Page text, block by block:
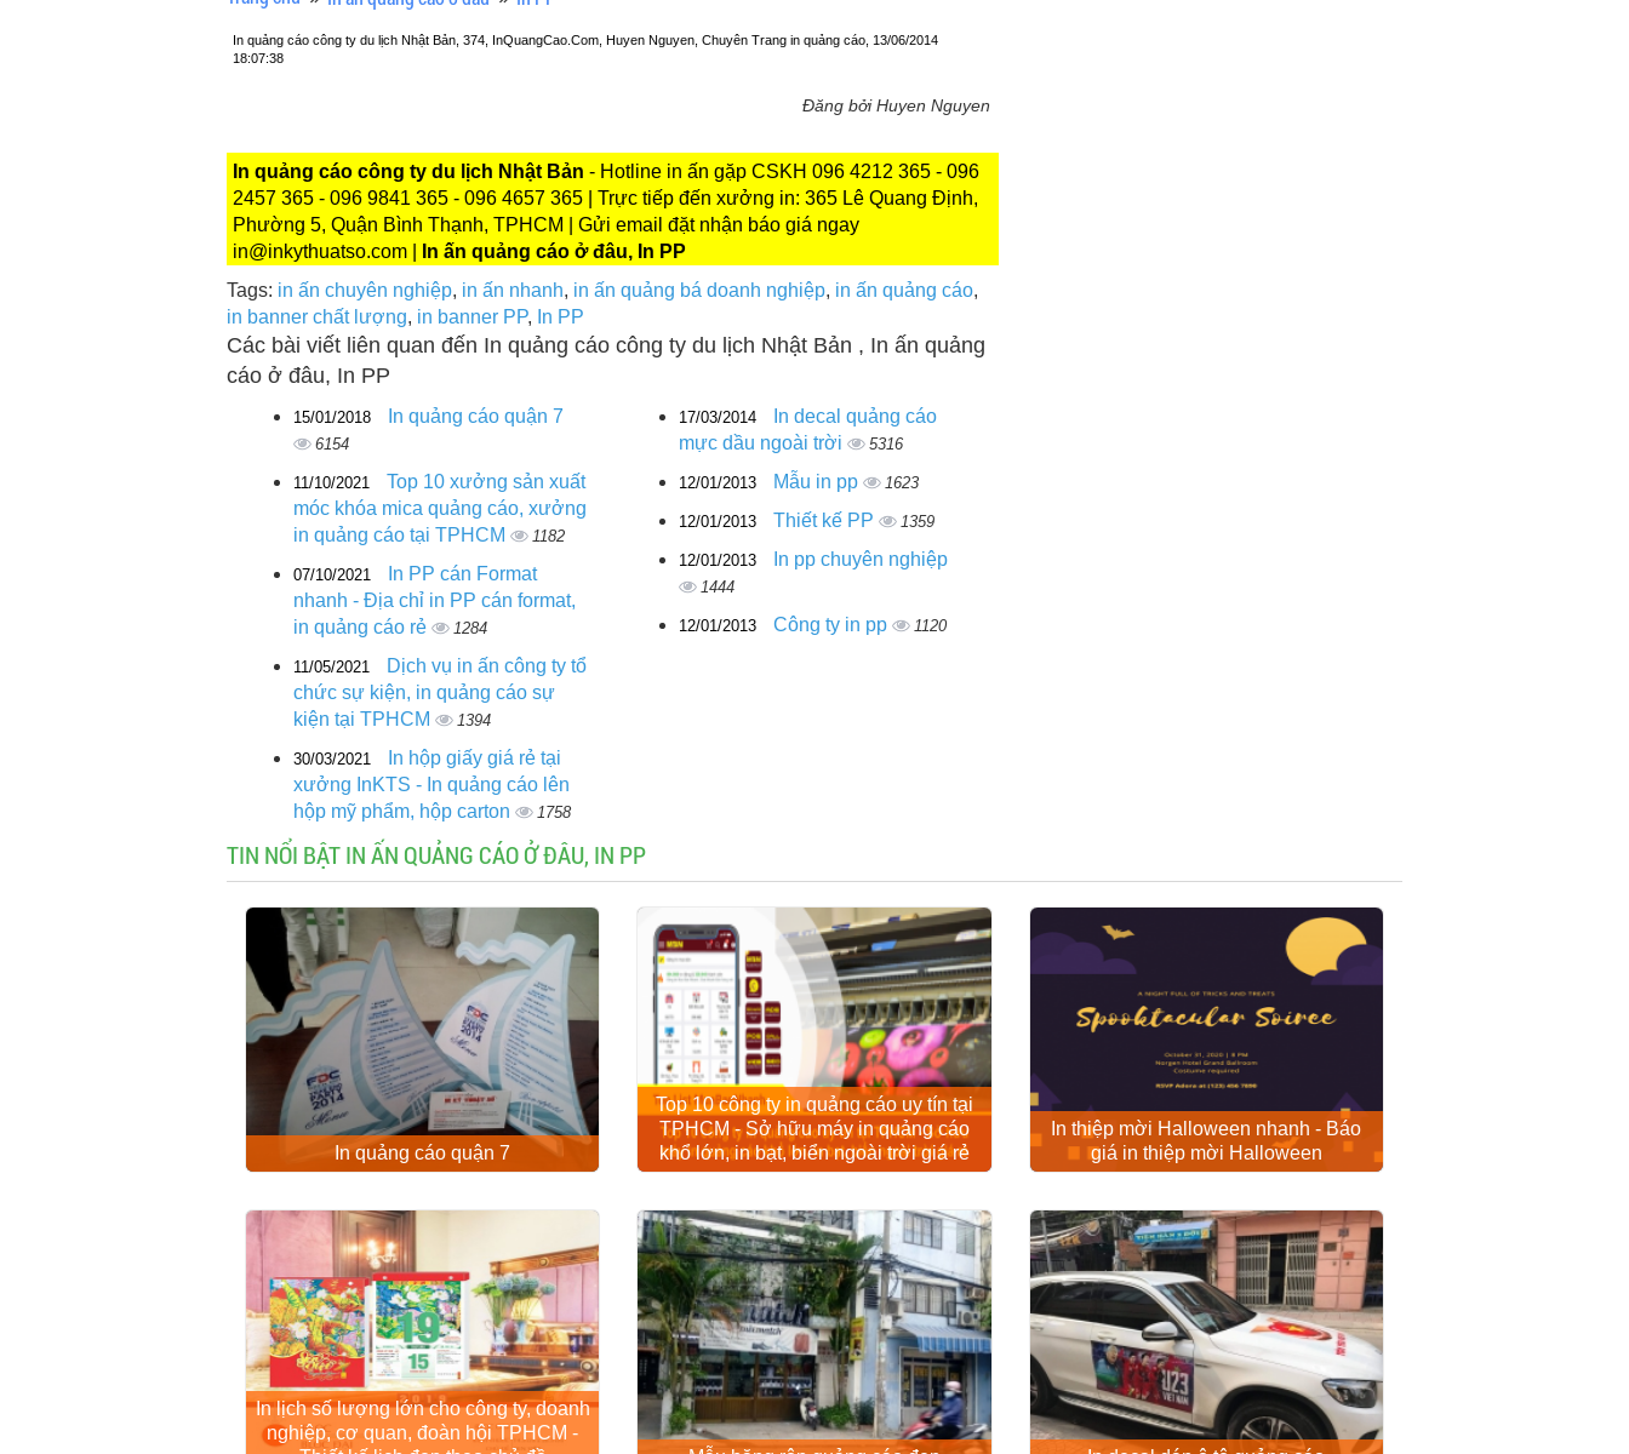
In quảng cáo công ty du lịch Nhật Bản, 374, InQuangCao.Com, Huyen Nguyen, Chuyên Trang in quảng cáo, 13/06/2014
18:07:38
Đăng bởi Huyen Nguyen
In quảng cáo công ty du lịch Nhật Bản - Hotline in ấn gặp CSKH 096 4212 365 - 096
2457 365 - 096 9841 365 - 096 4657 365 | Trực tiếp đến xưởng in: 365 Lê Quang Định,
Phường 5, Quận Bình Thạnh, TPHCM | Gửi email đặt nhận báo giá ngay
in@inkythuatso.com |
In ấn quảng cáo ở đâu, In PP
Tags: in ấn chuyên nghiệp, in ấn nhanh, in ấn quảng bá doanh nghiệp, in ấn quảng cáo,
in banner chất lượng, in banner PP, In PP
Các bài viết liên quan đến In quảng cáo công ty du lịch Nhật Bản , In ấn quảng
cáo ở đâu, In PP
15/01/2018 In quảng cáo quận 7
6154
11/10/2021
Top 10 xưởng sản xuất
móc khóa mica quảng cáo, xưởng
in quảng cáo tại TPHCM
1182
07/10/2021
In PP cán Format
nhanh - Địa chỉ in PP cán format,
in quảng cáo rẻ
1284
11/05/2021
Dịch vụ in ấn công ty tổ
chức sự kiện, in quảng cáo sự
kiện tại TPHCM
1394
30/03/2021
In hộp giấy giá rẻ tại
xưởng InKTS - In quảng cáo lên
hộp mỹ phẩm, hộp carton
1758
17/03/2014
In decal quảng cáo
mực dầu ngoài trời
5316
12/01/2013 Mẫu in pp 1623
12/01/2013 Thiết kế PP 1359
12/01/2013 In pp chuyên nghiệp
1444
12/01/2013 Công ty in pp 1120
TIN NỔI BẬT IN ẤN QUẢNG CÁO Ở ĐÂU, IN PP
In quảng cáo quận 7
Top 10 công ty in quảng cáo uy tín tại
TPHCM - Sở hữu máy in quảng cáo
khổ lớn, in bạt, biển ngoài trời giá rẻ
In thiệp mời Halloween nhanh - Báo
giá in thiệp mời Halloween
In lịch số lượng lớn cho công ty, doanh
nghiệp, cơ quan, đoàn hội TPHCM -